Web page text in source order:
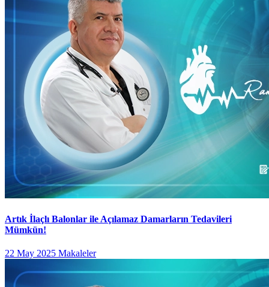
Artık İlaçlı Balonlar ile Açılamaz Damarların Tedavileri
Mümkün!
22 May 2025 Makaleler